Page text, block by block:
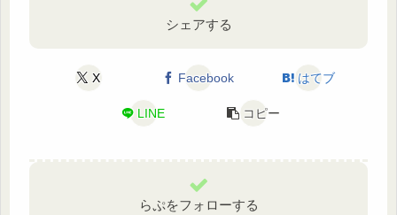
シェアする
X Facebook はてブ
LINE コピー
らぷをフォローする